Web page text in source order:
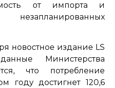
от импорта и
новостное издание LS
Министерства
что потребление
году достигнет 120,6